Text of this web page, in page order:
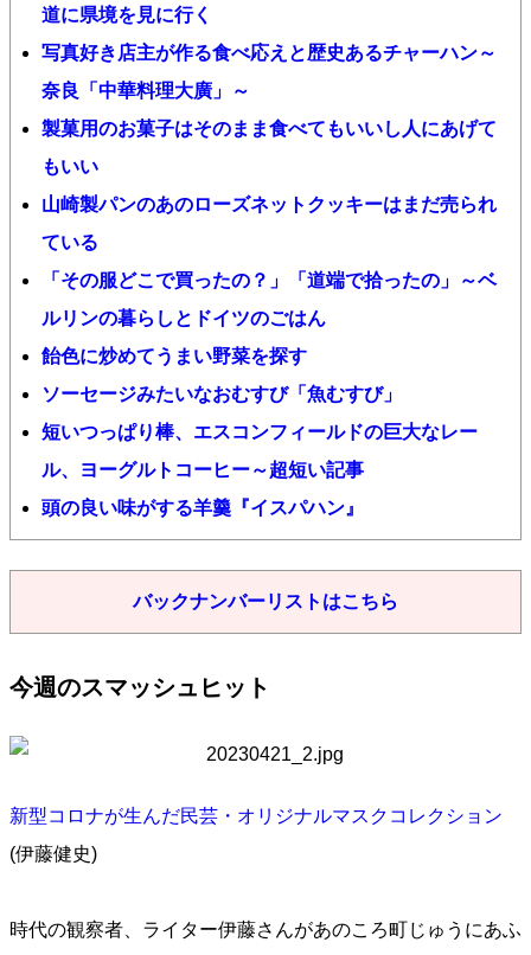
道に県境を見に行く
写真好き店主が作る食べ応えと歴史あるチャーハン～
奈良「中華料理大廣」～
製菓用のお菓子はそのまま食べてもいいし人にあげて
もいい
山崎製パンのあのローズネットクッキーはまだ売られ
ている
「その服どこで買ったの？」「道端で拾ったの」～ベ
ルリンの暮らしとドイツのごはん
飴色に炒めてうまい野菜を探す
ソーセージみたいなおむすび「魚むすび」
短いつっぱり棒、エスコンフィールドの巨大なレー
ル、ヨーグルトコーヒー～超短い記事
頭の良い味がする羊羹『イスパハン』
バックナンバーリストはこちら
今週のスマッシュヒット
新型コロナが生んだ民芸・オリジナルマスクコレクション
(伊藤健史)
時代の観察者、ライター伊藤さんがあのころ町じゅうにあふ